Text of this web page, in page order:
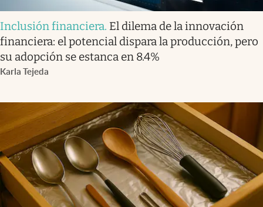
Inclusión financiera. El dilema de la innovación
financiera: el potencial dispara la producción, pero
su adopción se estanca en 8.4%
Karla Tejeda